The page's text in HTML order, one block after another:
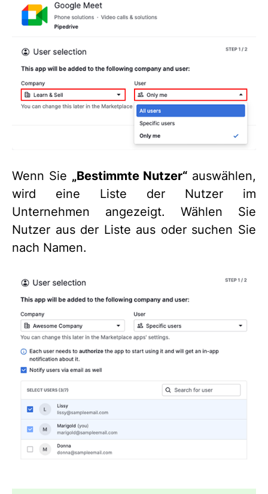
Wenn Sie „Bestimmte Nutzer“ auswählen,
wird eine Liste der Nutzer im
Unternehmen angezeigt. Wählen Sie
Nutzer aus der Liste aus oder suchen Sie
nach Namen.